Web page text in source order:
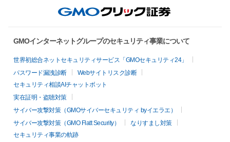
GMOインターネットグループのセキュリティ事業について
世界初総合ネットセキュリティサービス「GMOセキュリティ24」
パスワード漏洩診断
Webサイトリスク診断
セキュリティ相談AIチャットボット
実在証明・盗聴対策
サイバー攻撃対策（GMOサイバーセキュリティ byイエラエ）
サイバー攻撃対策（GMO Flatt Security）
なりすまし対策
セキュリティ事業の軌跡